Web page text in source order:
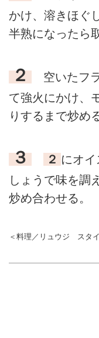
かけ、溶きほぐ
半熟になったら
２
空いたフ
て強火にかけ、
りするまで炒め
３ ２ にオ
しょうで味を調
炒め合わせる。
＜料理／リュウジ スタ